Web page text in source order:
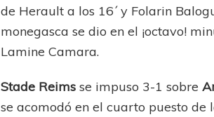
de Herault a los 16´ y Folarin
monegasca se dio en el ¡octavo!
Lamine Camara.
Stade Reims se impuso 3-1 sobre
se acomodó en el cuarto puesto de